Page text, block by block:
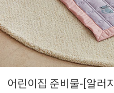
어린이집 준비물-[알러